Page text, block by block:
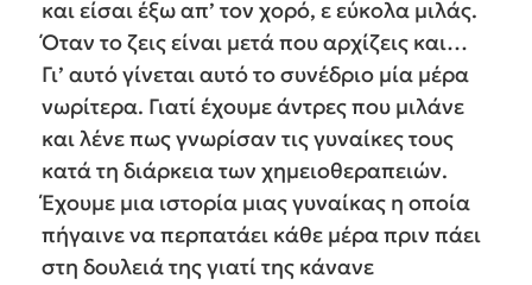
και είσαι έξω απ’ τον χορό, ε εύκολα μιλάς.
Όταν το ζεις είναι μετά που αρχίζεις και…
Γι’ αυτό γίνεται αυτό το συνέδριο μία μέρα
νωρίτερα. Γιατί έχουμε άντρες που μιλάνε
και λένε πως γνωρίσαν τις γυναίκες τους
κατά τη διάρκεια των χημειοθεραπειών.
Έχουμε μια ιστορία μιας γυναίκας η οποία
πήγαινε να περπατάει κάθε μέρα πριν πάει
στη δουλειά της γιατί της κάνανε